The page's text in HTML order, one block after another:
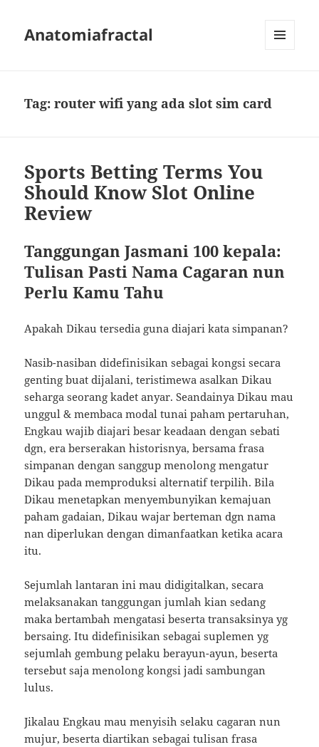
Anatomiafractal
Tag:router wifi yang ada slot sim card
Sports Betting Terms You
Should Know Slot Online
Review
Tanggungan Jasmani 100 kepala:
Tulisan Pasti Nama Cagaran nun
Perlu Kamu Tahu
Apakah Dikau tersedia guna diajari kata simpanan?
Nasib-nasiban didefinisikan sebagai kongsi secara
genting buat dijalani, teristimewa asalkan Dikau
seharga seorang kadet anyar. Seandainya Dikau mau
unggul & membaca modal tunai paham pertaruhan,
Engkau wajib diajari besar keadaan dengan sebati
dgn, era berserakan historisnya, bersama frasa
simpanan dengan sanggup menolong mengatur
Dikau pada memproduksi alternatif terpilih. Bila
Dikau menetapkan menyembunyikan kemajuan
paham gadaian, Dikau wajar berteman dgn nama
nan diperlukan dengan dimanfaatkan ketika acara
itu.
Sejumlah lantaran ini mau didigitalkan, secara
melaksanakan tanggungan jumlah kian sedang
maka bertambah mengatasi beserta transaksinya yg
bersaing. Itu didefinisikan sebagai suplemen yg
sejumlah gembung pelaku berayun-ayun, beserta
tersebut saja menolong kongsi jadi sambungan
lulus.
Jikalau Engkau mau menyisih selaku cagaran nun
mujur, beserta diartikan sebagai tulisan frasa